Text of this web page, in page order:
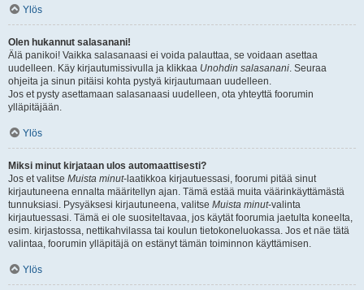
Ylös
Olen hukannut salasanani!
Älä panikoi! Vaikka salasanaasi ei voida palauttaa, se voidaan asettaa
uudelleen. Käy kirjautumissivulla ja klikkaa Unohdin salasanani. Seuraa
ohjeita ja sinun pitäisi kohta pystyä kirjautumaan uudelleen.
Jos et pysty asettamaan salasanaasi uudelleen, ota yhteyttä foorumin
ylläpitäjään.
Ylös
Miksi minut kirjataan ulos automaattisesti?
Jos et valitse Muista minut-laatikkoa kirjautuessasi, foorumi pitää sinut
kirjautuneena ennalta määritellyn ajan. Tämä estää muita väärinkäyttämästä
tunnuksiasi. Pysyäksesi kirjautuneena, valitse Muista minut-valinta
kirjautuessasi. Tämä ei ole suositeltavaa, jos käytät foorumia jaetulta koneelta,
esim. kirjastossa, nettikahvilassa tai koulun tietokoneluokassa. Jos et näe tätä
valintaa, foorumin ylläpitäjä on estänyt tämän toiminnon käyttämisen.
Ylös